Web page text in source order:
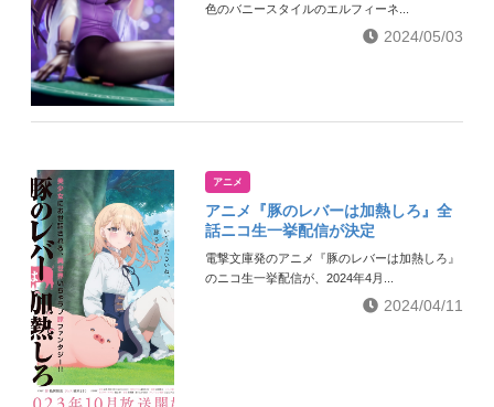
色のバニースタイルのエルフィーネ...
2024/05/03
アニメ
アニメ『豚のレバーは加熱しろ』全
話ニコ生一挙配信が決定
電撃文庫発のアニメ『豚のレバーは加熱しろ』
のニコ生一挙配信が、2024年4月...
2024/04/11